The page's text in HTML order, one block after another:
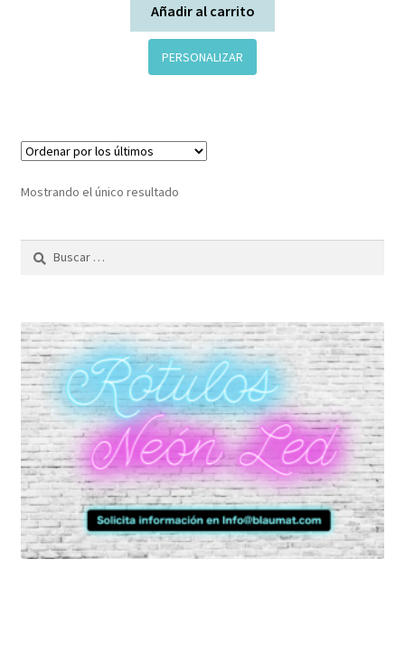
Añadir al carrito
PERSONALIZAR
Mostrando el único resultado